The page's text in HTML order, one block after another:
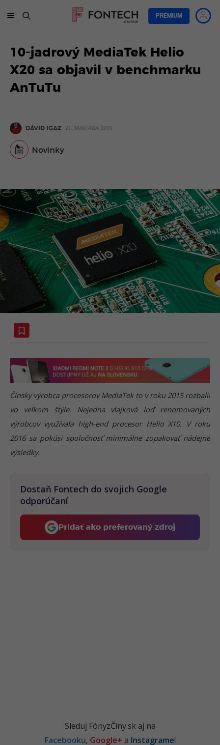
PREMIUM
10-jadrový MediaTek Helio
X20 sa objavil v benchmarku
AnTuTu
DÁVID IGAZ 21. JANUÁRA 2016
Novinky
Čínsky výrobca procesorov MediaTek to v roku 2015 rozbalil
vo veľkom štýle. Nejedna vlajková loď renomovaných
výrobcov využívala high-end procesor Helio X10. V roku
2016 sa pokúsi spoločnosť minimálne zopakovať nádejné
výsledky.
Dostaň Fontech do svojich Google
odporúčaní
Pridať ako preferovaný zdroj
Fontech, odkaz sa otvorí v
Sleduj FónyzČíny.sk aj na
Facebooku, Google+ a Instagrame!